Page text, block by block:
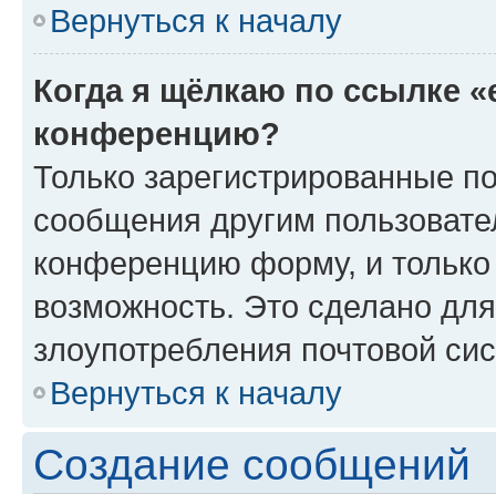
Вернуться к началу
Когда я щёлкаю по ссылке
конференцию?
Только зарегистрированные
сообщения другим
конференцию форму, и
возможность. Это сделано
злоупотребления почтовой
Вернуться к началу
Создание сообщений